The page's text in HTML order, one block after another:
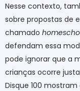
Nesse contexto,
sobre propostas de
chamado
defendam essa
pode ignorar que a
crianças ocorre
Disque 100